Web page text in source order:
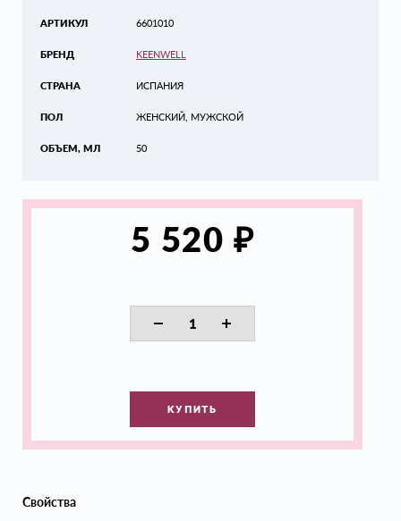
АРТИКУЛ
БРЕНД
СТРАНА
ПОЛ
ОБЪЕМ, МЛ
6601010
KEENWELL
ИСПАНИЯ
ЖЕНСКИЙ, МУЖСКОЙ
50
5 520 ₽
КУПИТЬ
Свойства